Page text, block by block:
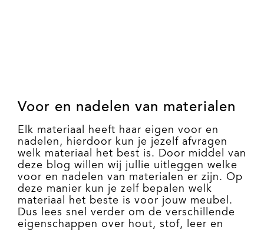
Voor en nadelen van materialen
Elk materiaal heeft haar eigen voor en
nadelen, hierdoor kun je jezelf afvragen
welk materiaal het best is. Door middel van
deze blog willen wij jullie uitleggen welke
voor en nadelen van materialen er zijn. Op
deze manier kun je zelf bepalen welk
materiaal het beste is voor jouw meubel.
Dus lees snel verder om de verschillende
eigenschappen over hout, stof, leer en